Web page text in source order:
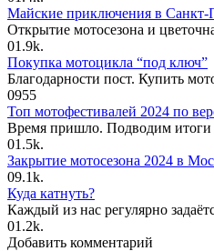
Майские приключения в Санкт-
Открытие мотосезона и
01.9k.
Покупка мотоцикла “под ключ”
Благодарности пост. Купить
0955
Топ мотофестивалей 2024 по
Время пришло. Подводим итоги
01.5k.
Закрытие мотосезона 2024 в
09.1k.
Куда катнуть?
Каждый из нас регулярно
01.2k.
Добавить комментарий